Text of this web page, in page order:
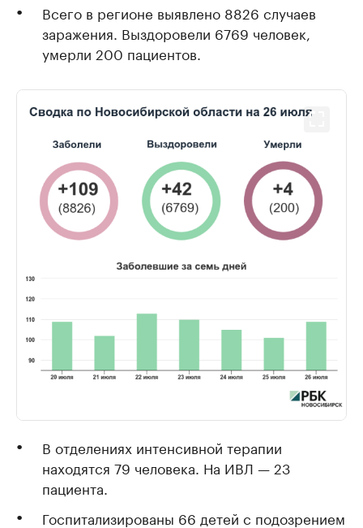
Всего в регионе выявлено 8826 случаев
заражения. Выздоровели 6769 человек,
умерли 200 пациентов.
В отделениях интенсивной терапии
находятся 79 человека. На ИВЛ — 23
пациента.
Госпитализированы 66 детей с подозрением